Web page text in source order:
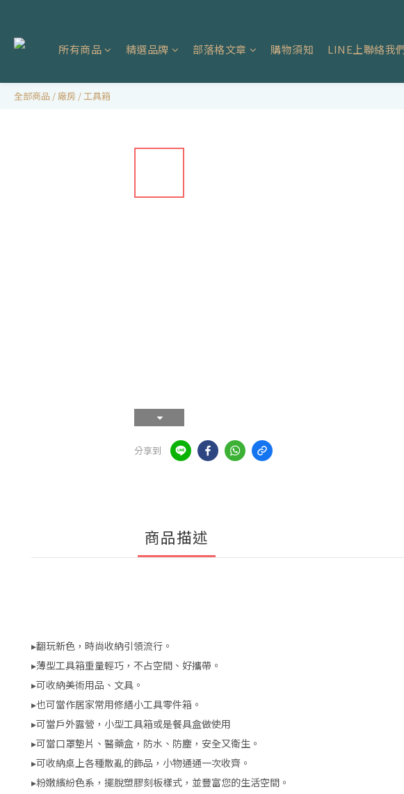
所有商品 精選品牌 部落格文章 購物須知 LINE上聯絡我
全部商品 / 廠房 /工具箱
分享到
商品描述
▸翻玩新色，時尚收納引領流行。
▸薄型工具箱重量輕巧，不占空間、好攜帶。
▸可收納美術用品、文具。
▸也可當作居家常用修繕小工具零件箱。
▸可當戶外露營，小型工具箱或是餐具盒做使用
▸可當口罩墊片、醫藥盒，防水、防塵，安全又衛生。
▸可收納桌上各種散亂的飾品，小物通通一次收齊。
▸粉嫩繽紛色系，擺脫塑膠刻板樣式，並豐富您的生活空間。